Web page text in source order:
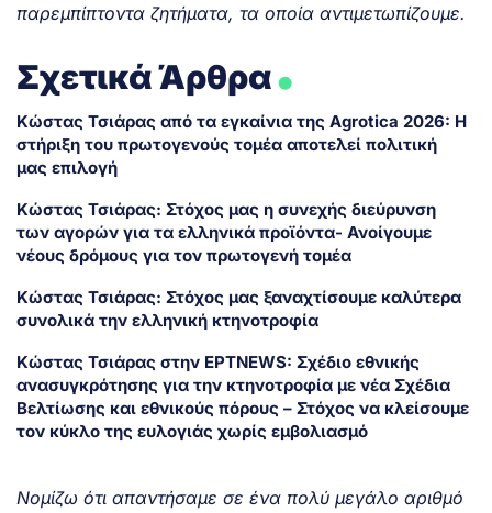
παρεμπίπτοντα ζητήματα, τα οποία αντιμετωπίζουμε.
Σχετικά Άρθρα.
Κώστας Τσιάρας από τα εγκαίνια της Agrotica 2026: Η
στήριξη του πρωτογενούς τομέα αποτελεί πολιτική
μας επιλογή
Κώστας Τσιάρας: Στόχος μας η συνεχής διεύρυνση
των αγορών για τα ελληνικά προϊόντα- Ανοίγουμε
νέους δρόμους για τον πρωτογενή τομέα
Κώστας Τσιάρας: Στόχος μας ξαναχτίσουμε καλύτερα
συνολικά την ελληνική κτηνοτροφία
Κώστας Τσιάρας στην ΕΡΤNEWS: Σχέδιο εθνικής
ανασυγκρότησης για την κτηνοτροφία με νέα Σχέδια
Βελτίωσης και εθνικούς πόρους – Στόχος να κλείσουμε
τον κύκλο της ευλογιάς χωρίς εμβολιασμό
Νομίζω ότι απαντήσαμε σε ένα πολύ μεγάλο αριθμό